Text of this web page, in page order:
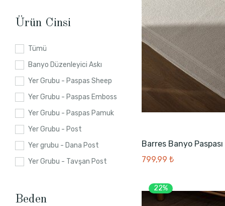
Ürün Cinsi
Tümü
Banyo Düzenleyici Askı
Yer Grubu - Paspas Sheep
Yer Grubu - Paspas Emboss
Yer Grubu - Paspas Pamuk
Yer Grubu - Post
Yer grubu - Dana Post
Yer Grubu - Tavşan Post
Beden
Barres Banyo Paspası
799,99 ₺
22%